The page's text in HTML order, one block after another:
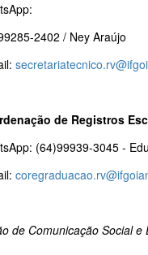
2402 / Ney Araújo
de Registros
(64)99939-3045 -
de Comunicação Social e